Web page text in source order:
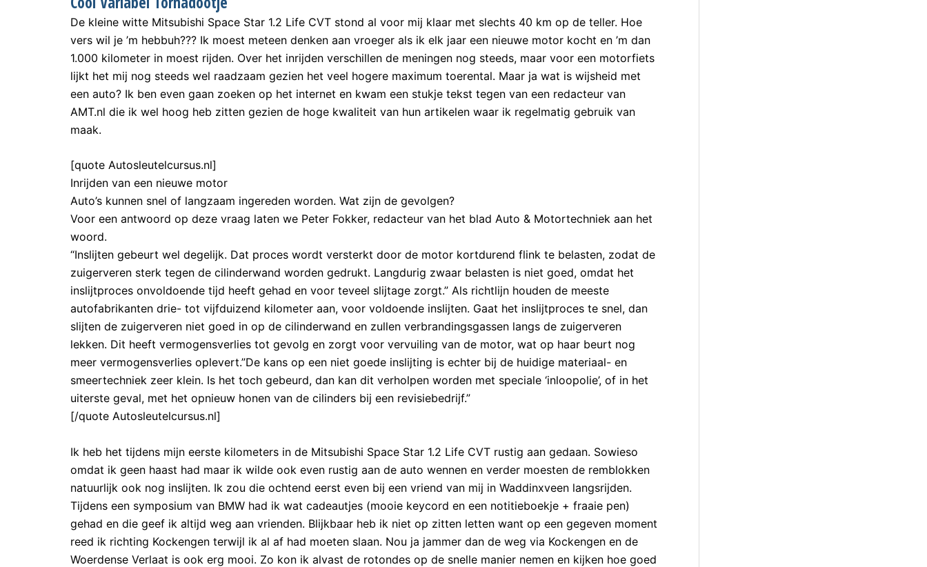
De kleine witte Mitsubishi Space Star 1.2 Life CVT stond al voor mij klaar met slechts 40 km op de teller. Hoe
vers wil je ’m hebbuh??? Ik moest meteen denken aan vroeger als ik elk jaar een nieuwe motor kocht en ’m dan
1.000 kilometer in moest rijden. Over het inrijden verschillen de meningen nog steeds, maar voor een motorfiets
lijkt het mij nog steeds wel raadzaam gezien het veel hogere maximum toerental. Maar ja wat is wijsheid met
een auto? Ik ben even gaan zoeken op het internet en kwam een stukje tekst tegen van een redacteur van
AMT.nl die ik wel hoog heb zitten gezien de hoge kwaliteit van hun artikelen waar ik regelmatig gebruik van
maak.
[quote Autosleutelcursus.nl]
Inrijden van een nieuwe motor
Auto’s kunnen snel of langzaam ingereden worden. Wat zijn de gevolgen?
Voor een antwoord op deze vraag laten we Peter Fokker, redacteur van het blad Auto & Motortechniek aan het
woord.
“Inslijten gebeurt wel degelijk. Dat proces wordt versterkt door de motor kortdurend flink te belasten, zodat de
zuigerveren sterk tegen de cilinderwand worden gedrukt. Langdurig zwaar belasten is niet goed, omdat het
inslijtproces onvoldoende tijd heeft gehad en voor teveel slijtage zorgt.” Als richtlijn houden de meeste
autofabrikanten drie- tot vijfduizend kilometer aan, voor voldoende inslijten. Gaat het inslijtproces te snel, dan
slijten de zuigerveren niet goed in op de cilinderwand en zullen verbrandingsgassen langs de zuigerveren
lekken. Dit heeft vermogensverlies tot gevolg en zorgt voor vervuiling van de motor, wat op haar beurt nog
meer vermogensverlies oplevert.”De kans op een niet goede inslijting is echter bij de huidige materiaal- en
smeertechniek zeer klein. Is het toch gebeurd, dan kan dit verholpen worden met speciale ‘inloopolie’, of in het
uiterste geval, met het opnieuw honen van de cilinders bij een revisiebedrijf.”
[/quote Autosleutelcursus.nl]
Ik heb het tijdens mijn eerste kilometers in de Mitsubishi Space Star 1.2 Life CVT rustig aan gedaan. Sowieso
omdat ik geen haast had maar ik wilde ook even rustig aan de auto wennen en verder moesten de remblokken
natuurlijk ook nog inslijten. Ik zou die ochtend eerst even bij een vriend van mij in Waddinxveen langsrijden.
Tijdens een symposium van BMW had ik wat cadeautjes (mooie keycord en een notitieboekje + fraaie pen)
gehad en die geef ik altijd weg aan vrienden. Blijkbaar heb ik niet op zitten letten want op een gegeven moment
reed ik richting Kockengen terwijl ik al af had moeten slaan. Nou ja jammer dan de weg via Kockengen en de
Woerdense Verlaat is ook erg mooi. Zo kon ik alvast de rotondes op de snelle manier nemen en kijken hoe goed